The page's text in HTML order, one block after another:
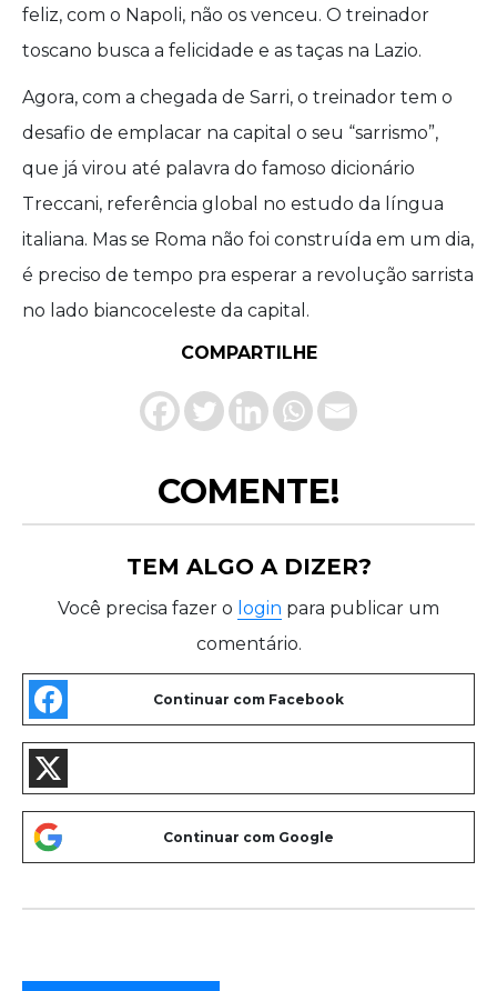
feliz, com o Napoli, não os venceu. O treinador
toscano busca a felicidade e as taças na Lazio.
Agora, com a chegada de Sarri, o treinador tem o
desafio de emplacar na capital o seu “sarrismo”,
que já virou até palavra do famoso dicionário
Treccani, referência global no estudo da língua
italiana. Mas se Roma não foi construída em um dia,
é preciso de tempo pra esperar a revolução sarrista
no lado biancoceleste da capital.
COMPARTILHE
COMENTE!
TEM ALGO A DIZER?
Você precisa fazer o login para publicar um
comentário.